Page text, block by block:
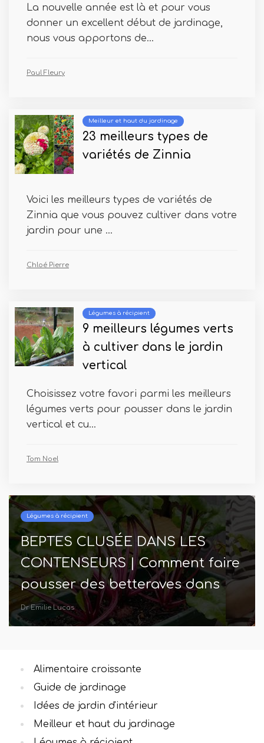
La nouvelle année est là et pour vous
donner un excellent début de jardinage,
nous vous apportons de...
Paul Fleury
Meilleur et haut du jardinage
23 meilleurs types de
variétés de Zinnia
Voici les meilleurs types de variétés de
Zinnia que vous pouvez cultiver dans votre
jardin pour une ...
Chloé Pierre
Légumes à récipient
9 meilleurs légumes verts
à cultiver dans le jardin
vertical
Choisissez votre favori parmi les meilleurs
légumes verts pour pousser dans le jardin
vertical et cu...
Tom Noel
Légumes à récipient
BEPTES CLUSÉE DANS LES
CONTENSEURS | Comment faire
pousser des betteraves dans
des pots
Dr Emilie Lucas
Alimentaire croissante
Guide de jardinage
Idées de jardin d'intérieur
Meilleur et haut du jardinage